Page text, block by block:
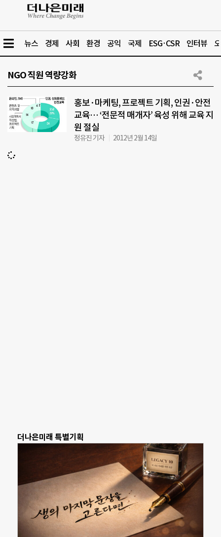
뉴스 경제 사회 환경 공익 국제 ESG·CSR 인터뷰
NGO 직원 역량강화
홍보·마케팅, 프로젝트 기획, 인권·안전
교육… ‘전문적 매개자’ 육성 위해 교육 지
원 절실
정유진 기자 2012년 2월 14일
더나은미래 특별기획